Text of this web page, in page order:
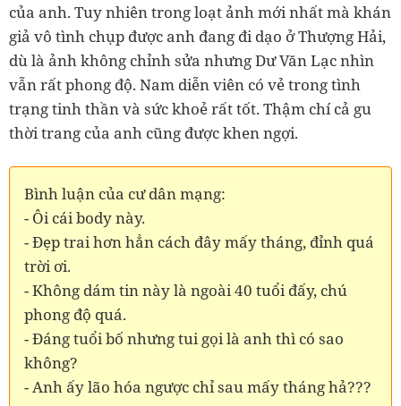
của anh. Tuy nhiên trong loạt ảnh mới nhất mà khán
giả vô tình chụp được anh đang đi dạo ở Thượng Hải,
dù là ảnh không chỉnh sửa nhưng Dư Văn Lạc nhìn
vẫn rất phong độ. Nam diễn viên có vẻ trong tình
trạng tinh thần và sức khoẻ rất tốt. Thậm chí cả gu
thời trang của anh cũng được khen ngợi.
Bình luận của cư dân mạng:
- Ôi cái body này.
- Đẹp trai hơn hẳn cách đây mấy tháng, đỉnh quá
trời ơi.
- Không dám tin này là ngoài 40 tuổi đấy, chú
phong độ quá.
- Đáng tuổi bố nhưng tui gọi là anh thì có sao
không?
- Anh ấy lão hóa ngược chỉ sau mấy tháng hả???